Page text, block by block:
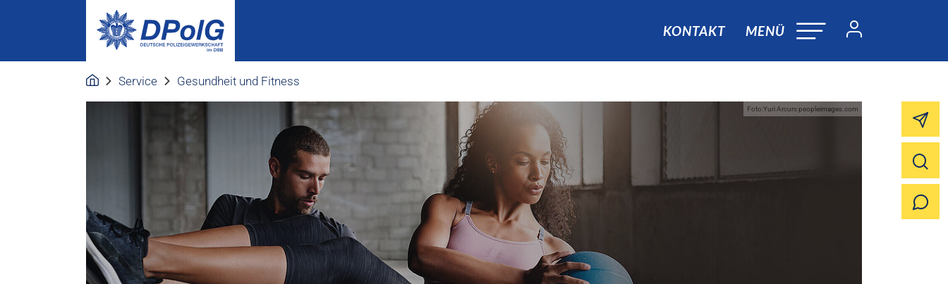
KONTAKT MENÜ
Service Gesundheit und Fitness
Foto:Yuri Arcurs peopleimages.com